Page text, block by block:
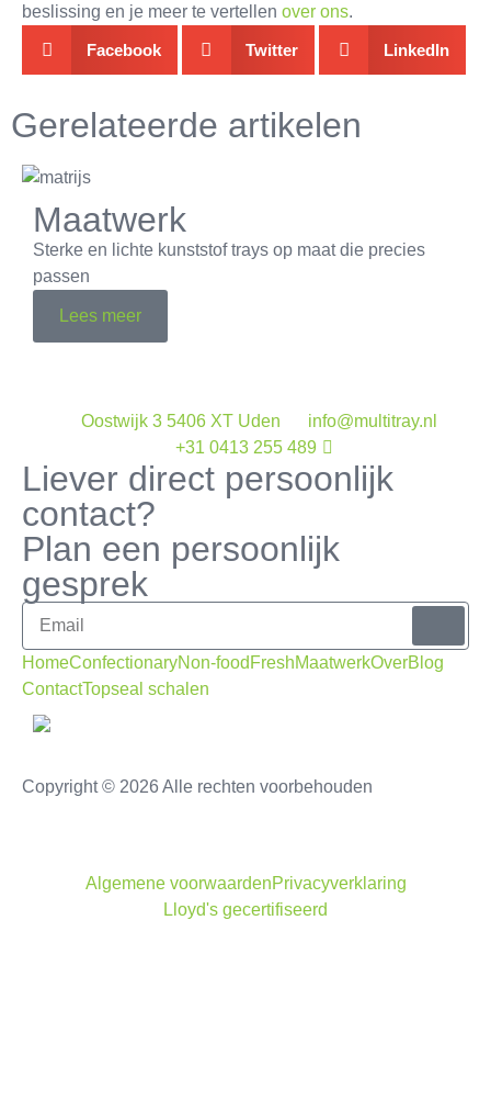
beslissing en je meer te vertellen over ons.
Facebook Twitter LinkedIn
Gerelateerde artikelen
Maatwerk
Sterke en lichte kunststof trays op maat die precies
passen
Lees meer
Oostwijk 3 5406 XT Uden
info@multitray.nl
+31 0413 255 489
Liever direct persoonlijk
contact?
Plan een persoonlijk
gesprek
HomeConfectionaryNon-food FreshMaatwerkOverBlog
ContactTopseal schalen
Copyright © 2026 Alle rechten voorbehouden
Algemene voorwaardenPrivacyverklaring
Lloyd's gecertifiseerd